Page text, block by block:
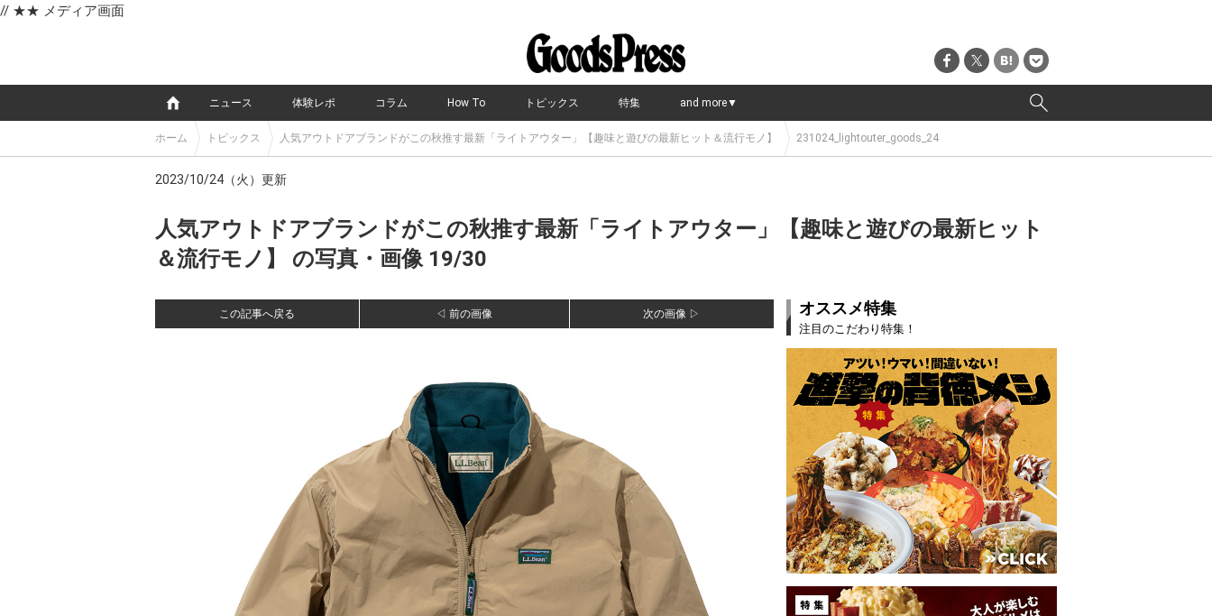
// ★★ メディア画面
ニュース 体験レポ コラム How To トピックス 特集 and more▼
ホーム トピックス 人気アウトドアブランドがこの秋推す最新「ライトアウター」【趣味と遊びの最新ヒット＆流行モノ】 231024_lightouter_goods_24
2023/10/24（火）更新
人気アウトドアブランドがこの秋推す最新「ライトアウター」【趣味と遊びの最新ヒット
＆流行モノ】 の写真・画像 19/30
この記事へ戻る ◁ 前の画像 次の画像 ▷ オススメ特集
注目のこだわり特集！